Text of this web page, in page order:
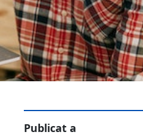
Publicat a